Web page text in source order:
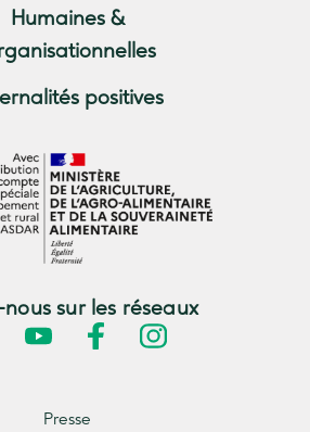
Humaines &
positives
nous sur les réseaux
Presse